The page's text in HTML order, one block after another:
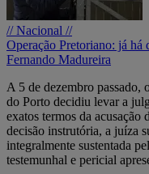
// Nacional //
Operação Pretoriano: já há
Fernando Madureira
A 5 de dezembro
do Porto decidiu levar a
exatos termos da
decisão instrutória, a juíza
integralmente sustentada
testemunhal e pericial